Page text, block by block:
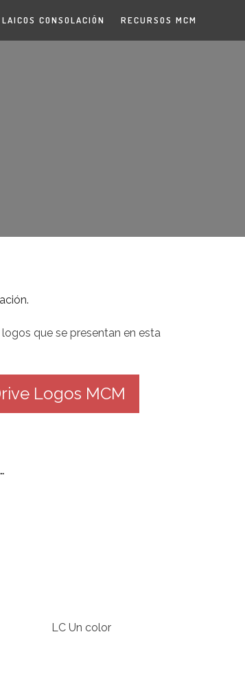
CONSOLACIÓN RECURSOS MCM
que se presentan en esta
Logos MCM
LC Un color